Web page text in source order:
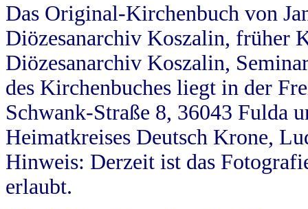
Das Original-Kirchenbuch von
Diözesanarchiv Koszalin, früher
Diözesanarchiv Koszalin,
des Kirchenbuches liegt in der
Schwank-Straße 8, 36043 Fulda
Heimatkreises Deutsch Krone,
Hinweis: Derzeit ist das
erlaubt.